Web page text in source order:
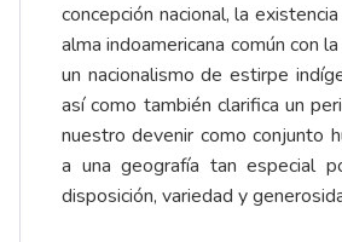
concepción nacional, la
alma indoamericana común con
un nacionalismo de estirpe
así como también clarifica un
nuestro devenir como conjunto
a una geografía tan especial
disposición, variedad y